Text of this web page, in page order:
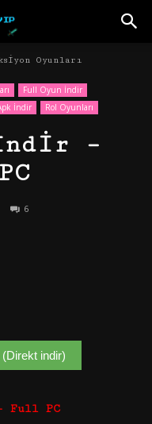
Oyunları
Full Oyun İndir
İndir Rol Oyunları
İndir –
6
indir)
Full PC